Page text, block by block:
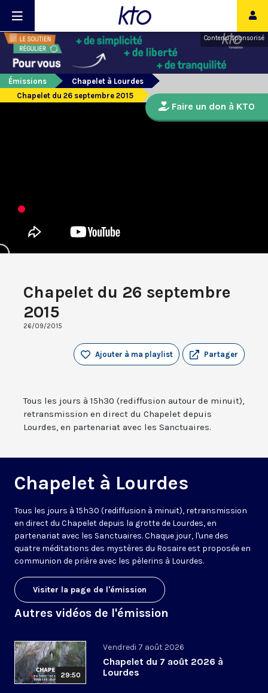
Contenu sponsorisé
Émissions
Chapelet à Lourdes
Chapelet du 26 septembre 2015
Chapelet du 26 septembre
2015
26/09/2015
Partager
Ajouter à ma playlist
Tous les jours à 15h30 (rediffusion autour de minuit),
retransmission en direct du Chapelet depuis
Lourdes, en partenariat avec les Sanctuaires.
Chapelet à Lourdes
Tous les jours à 15h30 (rediffusion à minuit), retransmission
en direct du Chapelet depuis la grotte de Lourdes, en
partenariat avec les Sanctuaires. Chaque jour, l'une des
quatre méditations des mystères du Rosaire est proposée en
communion de prière avec les pèlerins à Lourdes.
Visiter la page de l'émission
Autres vidéos de l'émission
29:50
Vendredi 7 août 2026
Chapelet du 7 août 2026 à
Lourdes
Faire un don à KTO